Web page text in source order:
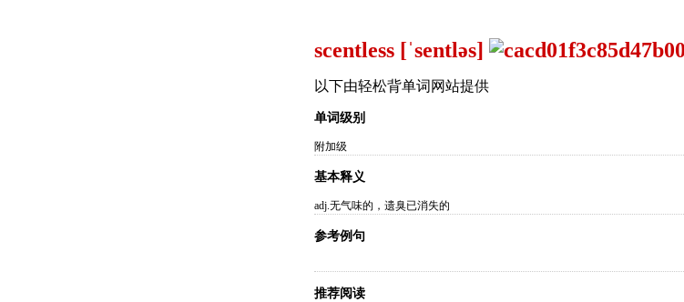
scentless [ˈsentləs]
以下由轻松背单词网站提供
单词级别
附加级
基本释义
adj.无气味的，遗臭已消失的
参考例句
推荐阅读